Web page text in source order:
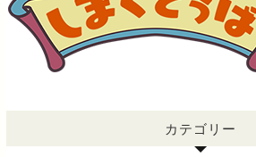
カテゴリー